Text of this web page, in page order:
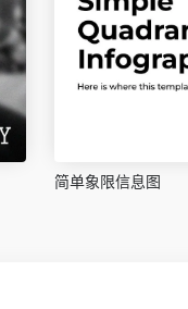
简单象限信息图